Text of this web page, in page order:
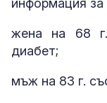
информация
жена на 68
диабет;
мъж на 83 г.